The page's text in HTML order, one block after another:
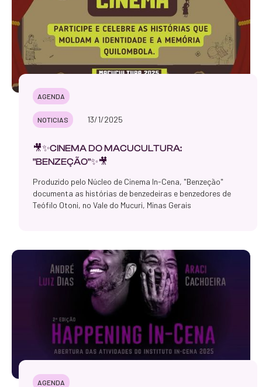
AGENDA
NOTICIAS 13/1/2025
🎥✨CINEMA DO MACUCULTURA:
"BENZEÇÃO"✨🎥
Produzido pelo Núcleo de Cinema In-Cena, "Benzeção"
documenta as histórias de benzedeiras e benzedores de
Teófilo Otoni, no Vale do Mucuri, Minas Gerais
AGENDA